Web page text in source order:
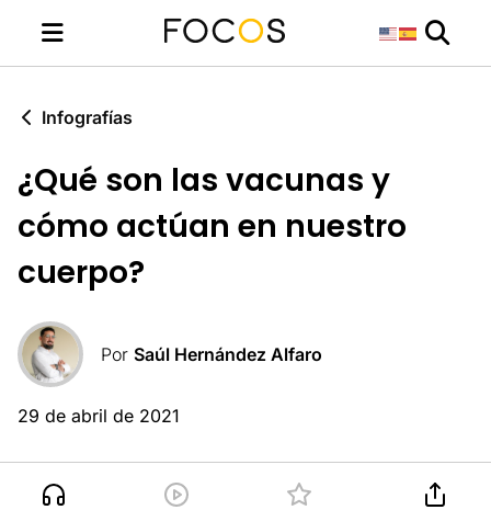
Infografías
¿Qué son las vacunas y
cómo actúan en nuestro
cuerpo?
Por Saúl Hernández Alfaro
29 de abril de 2021